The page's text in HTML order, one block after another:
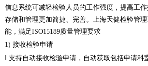
信息系统可减轻检验人员的工作强度，提高工
存储和管理更加简捷、完善。上海天健检验管
能，满足ISO15189质量管理要求
1) 接收检验申请
l 支持自动接收检验申请，自动获取包括申请科